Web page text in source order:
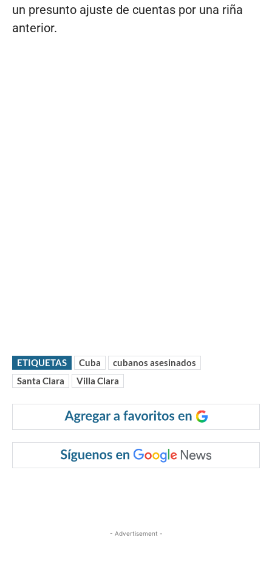
un presunto ajuste de cuentas por una riña
anterior.
ETIQUETAS Cuba
cubanos asesinados
Santa Clara
Villa Clara
- Advertisement -